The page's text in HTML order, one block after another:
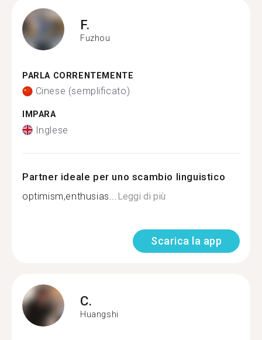
F.
Fuzhou
PARLA CORRENTEMENTE
Cinese (semplificato)
IMPARA
Inglese
Partner ideale per uno scambio linguistico
optimism,enthusias... Leggi di più
Scarica la app
C.
Huangshi